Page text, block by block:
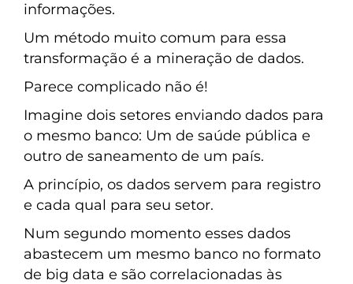
informações.
Um método muito comum para essa
transformação é a mineração de dados.
Parece complicado não é!
Imagine dois setores enviando dados para
o mesmo banco: Um de saúde pública e
outro de saneamento de um país.
A princípio, os dados servem para registro
e cada qual para seu setor.
Num segundo momento esses dados
abastecem um mesmo banco no formato
de big data e são correlacionadas às